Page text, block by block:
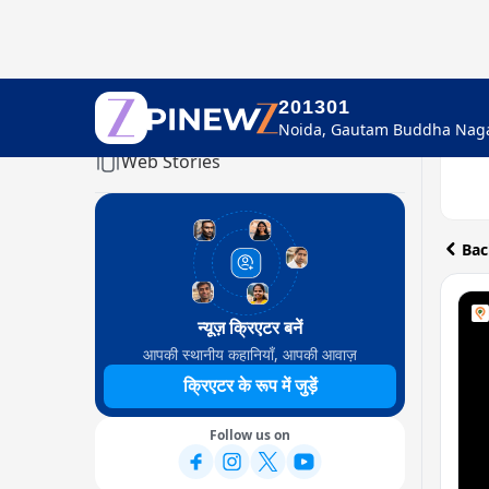
201301
Home
Web Stories
न्यूज़ क्रिएटर बनें
आपकी स्थानीय कहानियाँ, आपकी आवाज़
क्रिएटर के रूप में जुड़ें
Follow us on